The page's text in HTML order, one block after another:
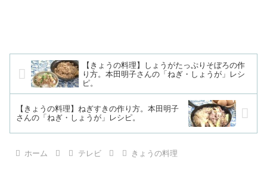
【きょうの料理】しょうがたっぷりそぼろの作
り方。本田明子さんの「ねぎ・しょうが」レシ
ピ。
【きょうの料理】ねぎすきの作り方。本田明子
さんの「ねぎ・しょうが」レシピ。
ホーム テレビ きょうの料理